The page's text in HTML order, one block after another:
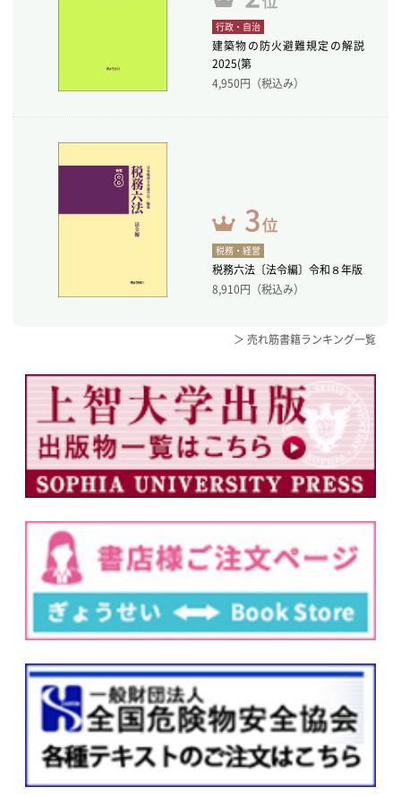
行政・自治
建築物の防火避難規定の解説
2025(第
4,950円（税込み）
税務・経営
税務六法〔法令編〕令和８年版
8,910円（税込み）
＞ 売れ筋書籍ランキング一覧